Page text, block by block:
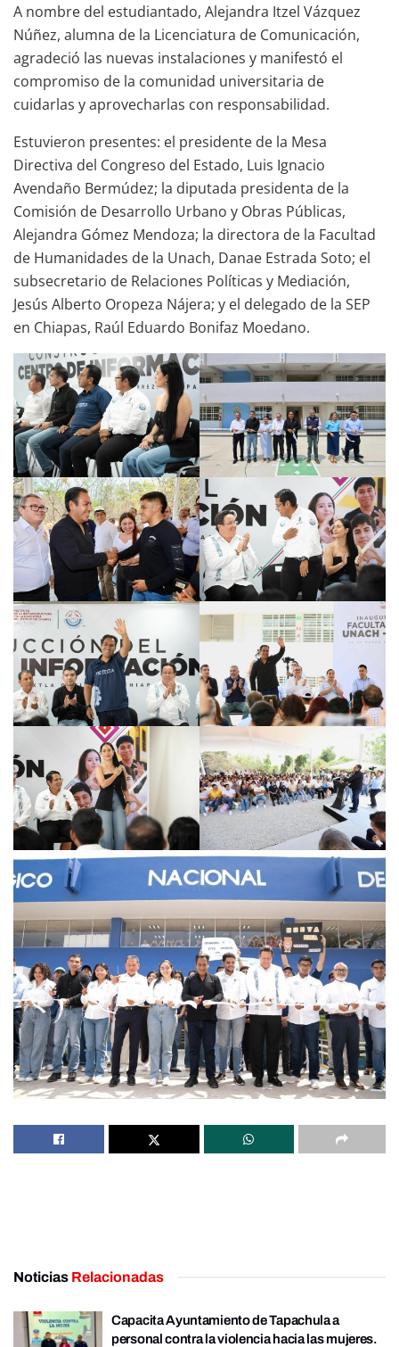
A nombre del estudiantado, Alejandra Itzel Vázquez
Núñez, alumna de la Licenciatura de Comunicación,
agradeció las nuevas instalaciones y manifestó el
compromiso de la comunidad universitaria de
cuidarlas y aprovecharlas con responsabilidad.
Estuvieron presentes: el presidente de la Mesa
Directiva del Congreso del Estado, Luis Ignacio
Avendaño Bermúdez; la diputada presidenta de la
Comisión de Desarrollo Urbano y Obras Públicas,
Alejandra Gómez Mendoza; la directora de la Facultad
de Humanidades de la Unach, Danae Estrada Soto; el
subsecretario de Relaciones Políticas y Mediación,
Jesús Alberto Oropeza Nájera; y el delegado de la SEP
en Chiapas, Raúl Eduardo Bonifaz Moedano.
Noticias Relacionadas
Capacita Ayuntamiento de Tapachula a
personal contra la violencia hacia las mujeres.